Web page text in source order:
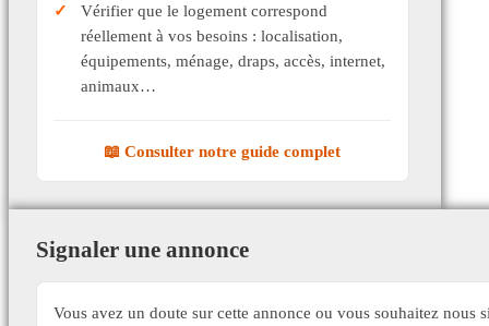
Vérifier que le logement correspond
réellement à vos besoins : localisation,
équipements, ménage, draps, accès, internet,
animaux…
📖 Consulter notre guide complet
Signaler une annonce
Vous avez un doute sur cette annonce ou vous souhaitez